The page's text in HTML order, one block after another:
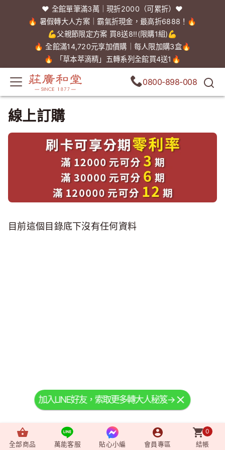
❤️ 全館單筆滿3萬｜現折2000（可累折）❤️
🔥 暑假轉大人方案｜霸氣折現金，最高折6888！🔥
💪父親節限定方案 買8送8!!(限購1組)💪
🔥 全館滿14,720元享加價購｜每人限加購3盒🔥
🔥 「草本萃滴精」五轉系列全館買4送1🔥
0800-898-008
線上訂購
目前這個目錄底下沒有任何資料
加入LINE好友，索取更多轉大人秘笈→
全部商品 萬能客服 貼心小編 會員專區
0
結帳